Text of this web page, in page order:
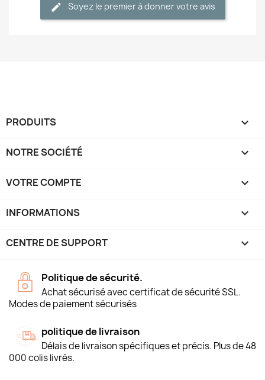
Soyez le premier à donner votre avis
PRODUITS 
NOTRE SOCIÉTÉ 
VOTRE COMPTE 
INFORMATIONS keyboard_arrow_down
CENTRE DE SUPPORT 
Politique de sécurité.
Achat sécurisé avec certificat de sécurité SSL.
Modes de paiement sécurisés
politique de livraison
Délais de livraison spécifiques et précis. Plus de 48
000 colis livrés.